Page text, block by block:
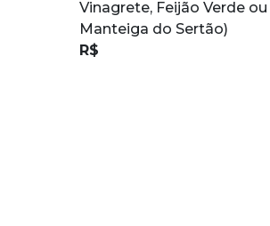
Vinagrete, Feijão Verde
Manteiga do Sertão)
R$